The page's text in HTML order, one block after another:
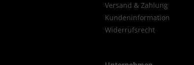
Versand & Zahlung
Kundeninformation
Widerrufsrecht